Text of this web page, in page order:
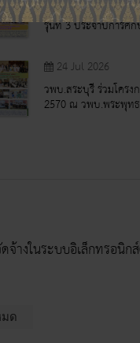
พิธีสำเร็จการศึกษาห
รุ่นที่ 3 ประจำปีการศึ
24 Jul 2026
วพบ.สระบุรี ร่วมโคร
2570 ณ วพบ.พระพุท
จ้างในระบบอิเล็กทรอนิ
ด